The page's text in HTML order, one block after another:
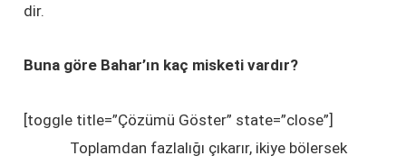
dir.
Buna göre Bahar’ın kaç misketi vardır?
[toggle title=”Çözümü Göster” state=”close”]
Toplamdan fazlalığı çıkarır, ikiye bölersek